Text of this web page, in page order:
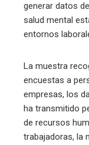
generar datos
salud mental
entornos
La muestra
encuestas a
empresas, los
ha transmitido
de recursos
trabajadoras, la